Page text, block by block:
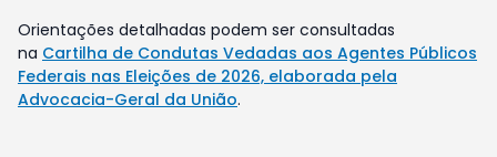
Orientações detalhadas podem ser consultadas
na Cartilha de Condutas Vedadas aos Agentes Públicos
Federais nas Eleições de 2026, elaborada pela
Advocacia-Geral da União.